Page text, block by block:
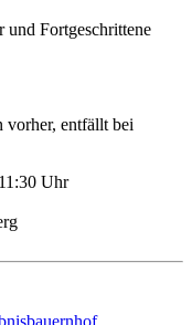
und Fortgeschrittene
entfällt bei
Uhr